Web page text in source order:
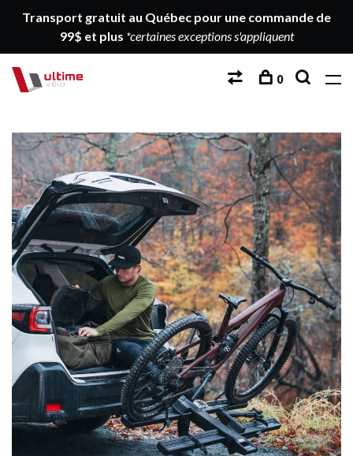
Transport gratuit au Québec pour une commande de
99$ et plus *certaines exceptions s'appliquent
0